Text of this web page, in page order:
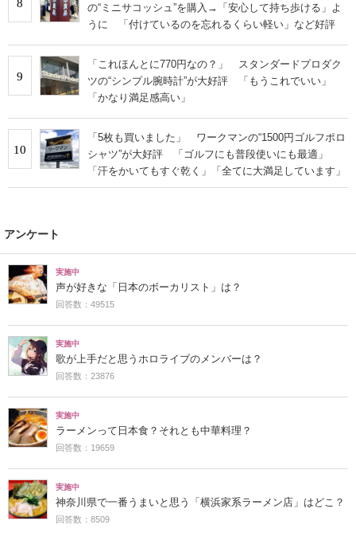
8
の“ミニサコッシュ”を購入→「安心して持ち歩ける」よ
うに 「付けているのを忘れるくらい軽い」など好評
9
「これほんとに770円なの？」 スタンダードプロダク
ツの“シンプル腕時計”が大好評 「もうこれでいい」
「かなり満足感高い」
10
「5枚も買いました」 ワークマンの“1500円ゴルフポロ
シャツ”が大好評 「ゴルフにも普段使いにも最適」
「汗をかいてもすぐ乾く」「全てに大満足しています」
アンケート
実施中
声が好きな「日本のボーカリスト」は？
回答数：49515
実施中
歌が上手だと思うホロライブのメンバーは？
回答数：23876
実施中
ラーメンって日本食？それとも中華料理？
回答数：19659
実施中
神奈川県で一番うまいと思う「横浜家系ラーメン店」はどこ？
回答数：8509